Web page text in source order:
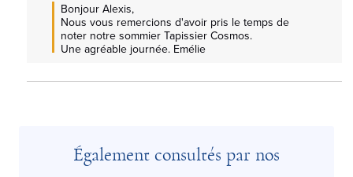
Bonjour Alexis,
Nous vous remercions d'avoir pris le temps de
noter notre sommier Tapissier Cosmos.
Une agréable journée. Emélie
Également consultés par nos